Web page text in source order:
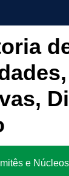
e Núcleos